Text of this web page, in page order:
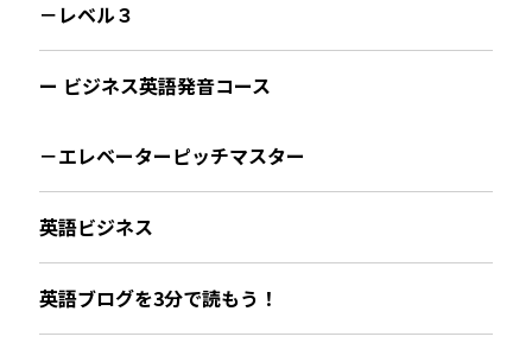
－レベル３
ー ビジネス英語発音コース
－エレベーターピッチマスター
英語ビジネス
英語ブログを3分で読もう！